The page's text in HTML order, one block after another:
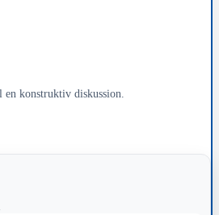
konstruktiv diskussion.